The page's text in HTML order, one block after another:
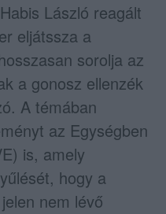
László reagált
eljátssza a
sorolja az
a gonosz ellenzék
A témában
az Egységben
is, amely
hogy a
nem lévő